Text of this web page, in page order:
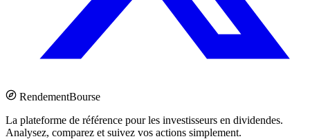
RendementBourse
La plateforme de référence pour les investisseurs en dividendes.
Analysez, comparez et suivez vos actions simplement.